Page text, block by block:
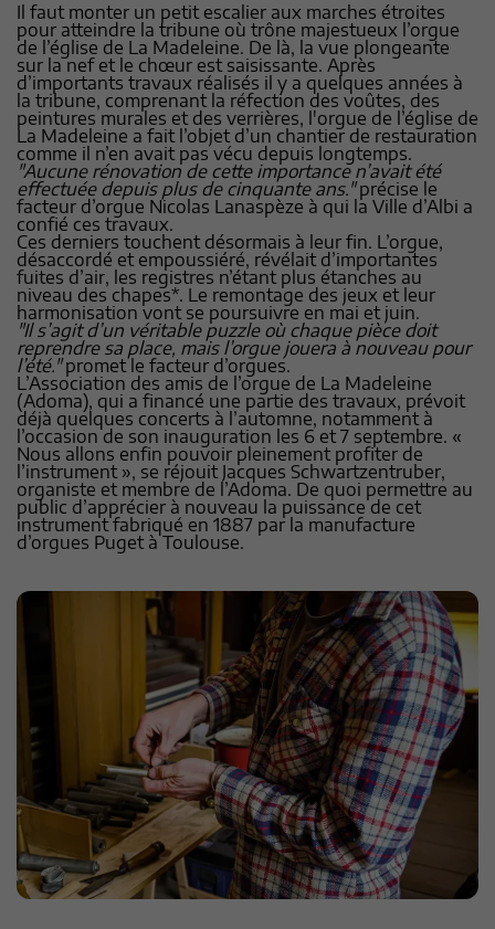
Il faut monter un petit escalier aux marches étroites
pour atteindre la tribune où trône majestueux l’orgue
de l’église de La Madeleine. De là, la vue plongeante
sur la nef et le chœur est saisissante. Après
d’importants travaux réalisés il y a quelques années à
la tribune, comprenant la réfection des voûtes, des
peintures murales et des verrières, l'orgue de l’église de
La Madeleine a fait l’objet d’un chantier de restauration
comme il n’en avait pas vécu depuis longtemps.
"Aucune rénovation de cette importance n’avait été
effectuée depuis plus de cinquante ans."précise le
facteur d’orgue Nicolas Lanaspèze à qui la Ville d’Albi a
confié ces travaux.
Ces derniers touchent désormais à leur fin. L’orgue,
désaccordé et empoussiéré, révélait d’importantes
fuites d’air, les registres n’étant plus étanches au
niveau des chapes*. Le remontage des jeux et leur
harmonisation vont se poursuivre en mai et juin.
"Il s’agit d’un véritable puzzle où chaque pièce doit
reprendre sa place, mais l’orgue jouera à nouveau pour
l’été."promet le facteur d’orgues.
L’Association des amis de l’orgue de La Madeleine
(Adoma), qui a financé une partie des travaux, prévoit
déjà quelques concerts à l’automne, notamment à
l’occasion de son inauguration les 6 et 7 septembre. «
Nous allons enfin pouvoir pleinement profiter de
l’instrument », se réjouit Jacques Schwartzentruber,
organiste et membre de l’Adoma. De quoi permettre au
public d’apprécier à nouveau la puissance de cet
instrument fabriqué en 1887 par la manufacture
d’orgues Puget à Toulouse.